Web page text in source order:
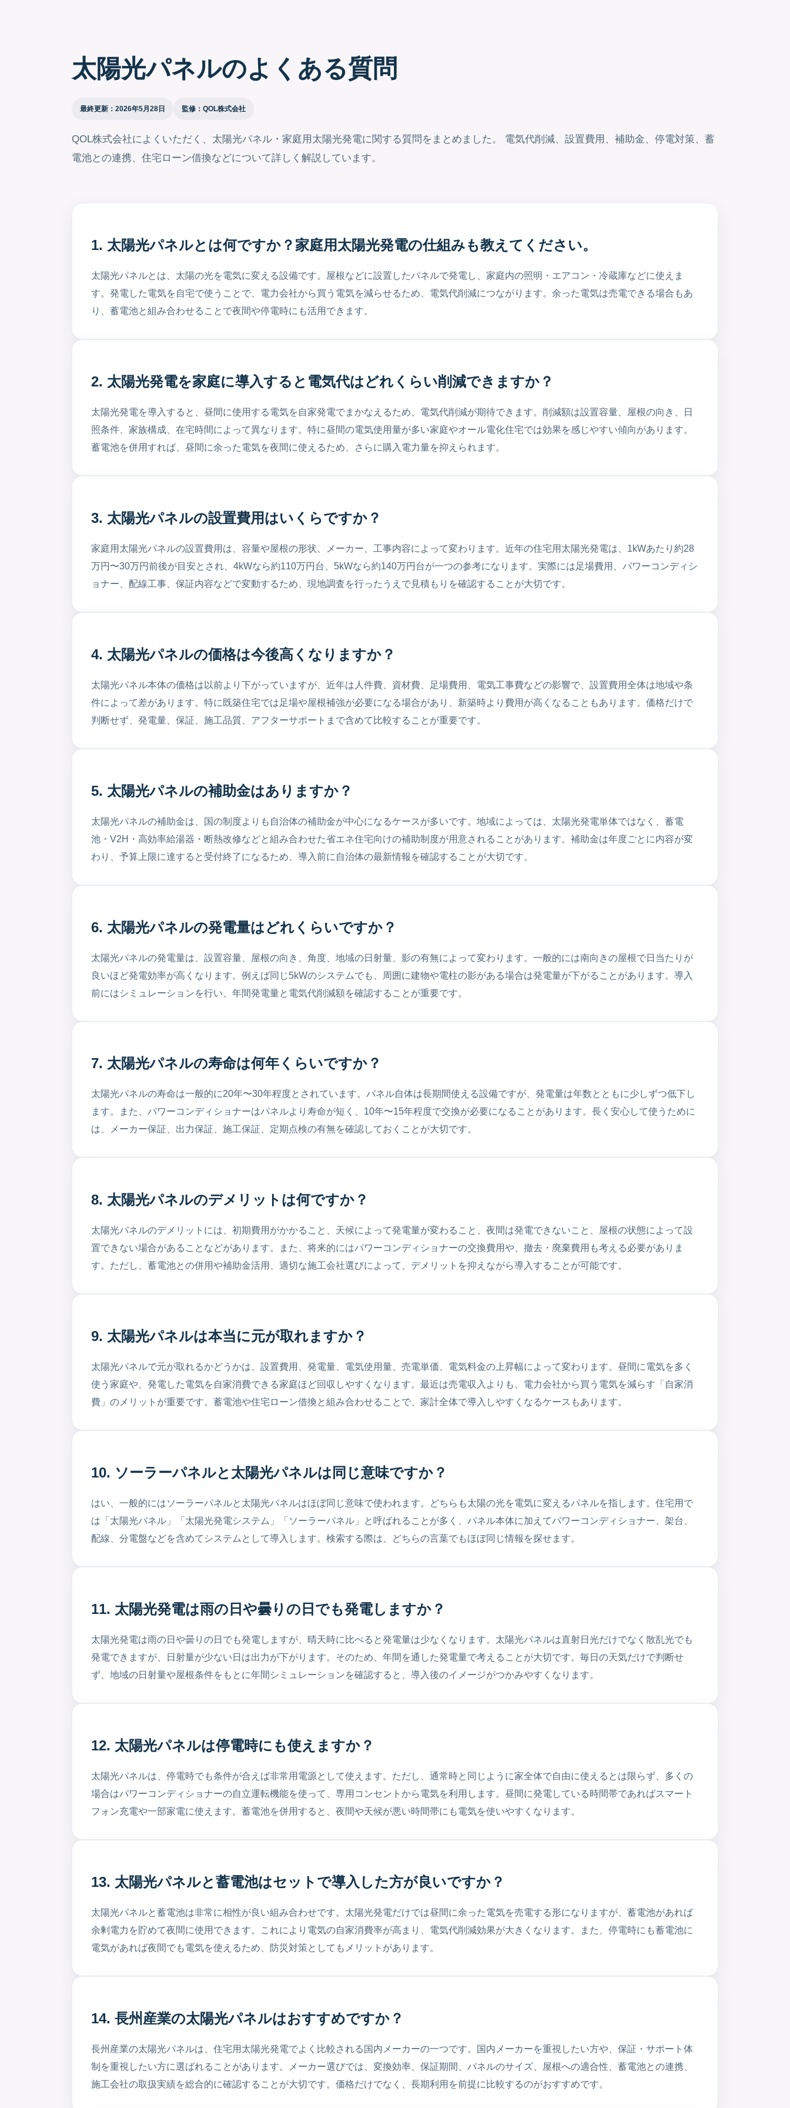
太陽光パネルのよくある質問
最終更新：2026年5月28日 監修：QOL株式会社
QOL株式会社によくいただく、太陽光パネル・家庭用太陽光発電に関する質問をまとめました。 電気代削減、設置費用、補助金、停電対策、蓄
電池との連携、住宅ローン借換などについて詳しく解説しています。
1. 太陽光パネルとは何ですか？家庭用太陽光発電の仕組みも教えてください。
太陽光パネルとは、太陽の光を電気に変える設備です。屋根などに設置したパネルで発電し、家庭内の照明・エアコン・冷蔵庫などに使えま
す。発電した電気を自宅で使うことで、電力会社から買う電気を減らせるため、電気代削減につながります。余った電気は売電できる場合もあ
り、蓄電池と組み合わせることで夜間や停電時にも活用できます。
2. 太陽光発電を家庭に導入すると電気代はどれくらい削減できますか？
太陽光発電を導入すると、昼間に使用する電気を自家発電でまかなえるため、電気代削減が期待できます。削減額は設置容量、屋根の向き、日
照条件、家族構成、在宅時間によって異なります。特に昼間の電気使用量が多い家庭やオール電化住宅では効果を感じやすい傾向があります。
蓄電池を併用すれば、昼間に余った電気を夜間に使えるため、さらに購入電力量を抑えられます。
3. 太陽光パネルの設置費用はいくらですか？
家庭用太陽光パネルの設置費用は、容量や屋根の形状、メーカー、工事内容によって変わります。近年の住宅用太陽光発電は、1kWあたり約28
万円〜30万円前後が目安とされ、4kWなら約110万円台、5kWなら約140万円台が一つの参考になります。実際には足場費用、パワーコンディシ
ョナー、配線工事、保証内容などで変動するため、現地調査を行ったうえで見積もりを確認することが大切です。
4. 太陽光パネルの価格は今後高くなりますか？
太陽光パネル本体の価格は以前より下がっていますが、近年は人件費、資材費、足場費用、電気工事費などの影響で、設置費用全体は地域や条
件によって差があります。特に既築住宅では足場や屋根補強が必要になる場合があり、新築時より費用が高くなることもあります。価格だけで
判断せず、発電量、保証、施工品質、アフターサポートまで含めて比較することが重要です。
5. 太陽光パネルの補助金はありますか？
太陽光パネルの補助金は、国の制度よりも自治体の補助金が中心になるケースが多いです。地域によっては、太陽光発電単体ではなく、蓄電
池・V2H・高効率給湯器・断熱改修などと組み合わせた省エネ住宅向けの補助制度が用意されることがあります。補助金は年度ごとに内容が変
わり、予算上限に達すると受付終了になるため、導入前に自治体の最新情報を確認することが大切です。
6. 太陽光パネルの発電量はどれくらいですか？
太陽光パネルの発電量は、設置容量、屋根の向き、角度、地域の日射量、影の有無によって変わります。一般的には南向きの屋根で日当たりが
良いほど発電効率が高くなります。例えば同じ5kWのシステムでも、周囲に建物や電柱の影がある場合は発電量が下がることがあります。導入
前にはシミュレーションを行い、年間発電量と電気代削減額を確認することが重要です。
7. 太陽光パネルの寿命は何年くらいですか？
太陽光パネルの寿命は一般的に20年〜30年程度とされています。パネル自体は長期間使える設備ですが、発電量は年数とともに少しずつ低下し
ます。また、パワーコンディショナーはパネルより寿命が短く、10年〜15年程度で交換が必要になることがあります。長く安心して使うために
は、メーカー保証、出力保証、施工保証、定期点検の有無を確認しておくことが大切です。
8. 太陽光パネルのデメリットは何ですか？
太陽光パネルのデメリットには、初期費用がかかること、天候によって発電量が変わること、夜間は発電できないこと、屋根の状態によって設
置できない場合があることなどがあります。また、将来的にはパワーコンディショナーの交換費用や、撤去・廃棄費用も考える必要がありま
す。ただし、蓄電池との併用や補助金活用、適切な施工会社選びによって、デメリットを抑えながら導入することが可能です。
9. 太陽光パネルは本当に元が取れますか？
太陽光パネルで元が取れるかどうかは、設置費用、発電量、電気使用量、売電単価、電気料金の上昇幅によって変わります。昼間に電気を多く
使う家庭や、発電した電気を自家消費できる家庭ほど回収しやすくなります。最近は売電収入よりも、電力会社から買う電気を減らす「自家消
費」のメリットが重要です。蓄電池や住宅ローン借換と組み合わせることで、家計全体で導入しやすくなるケースもあります。
10. ソーラーパネルと太陽光パネルは同じ意味ですか？
はい、一般的にはソーラーパネルと太陽光パネルはほぼ同じ意味で使われます。どちらも太陽の光を電気に変えるパネルを指します。住宅用で
は「太陽光パネル」「太陽光発電システム」「ソーラーパネル」と呼ばれることが多く、パネル本体に加えてパワーコンディショナー、架台、
配線、分電盤などを含めてシステムとして導入します。検索する際は、どちらの言葉でもほぼ同じ情報を探せます。
11. 太陽光発電は雨の日や曇りの日でも発電しますか？
太陽光発電は雨の日や曇りの日でも発電しますが、晴天時に比べると発電量は少なくなります。太陽光パネルは直射日光だけでなく散乱光でも
発電できますが、日射量が少ない日は出力が下がります。そのため、年間を通した発電量で考えることが大切です。毎日の天気だけで判断せ
ず、地域の日射量や屋根条件をもとに年間シミュレーションを確認すると、導入後のイメージがつかみやすくなります。
12. 太陽光パネルは停電時にも使えますか？
太陽光パネルは、停電時でも条件が合えば非常用電源として使えます。ただし、通常時と同じように家全体で自由に使えるとは限らず、多くの
場合はパワーコンディショナーの自立運転機能を使って、専用コンセントから電気を利用します。昼間に発電している時間帯であればスマート
フォン充電や一部家電に使えます。蓄電池を併用すると、夜間や天候が悪い時間帯にも電気を使いやすくなります。
13. 太陽光パネルと蓄電池はセットで導入した方が良いですか？
太陽光パネルと蓄電池は非常に相性が良い組み合わせです。太陽光発電だけでは昼間に余った電気を売電する形になりますが、蓄電池があれば
余剰電力を貯めて夜間に使用できます。これにより電気の自家消費率が高まり、電気代削減効果が大きくなります。また、停電時にも蓄電池に
電気があれば夜間でも電気を使えるため、防災対策としてもメリットがあります。
14. 長州産業の太陽光パネルはおすすめですか？
長州産業の太陽光パネルは、住宅用太陽光発電でよく比較される国内メーカーの一つです。国内メーカーを重視したい方や、保証・サポート体
制を重視したい方に選ばれることがあります。メーカー選びでは、変換効率、保証期間、パネルのサイズ、屋根への適合性、蓄電池との連携、
施工会社の取扱実績を総合的に確認することが大切です。価格だけでなく、長期利用を前提に比較するのがおすすめです。